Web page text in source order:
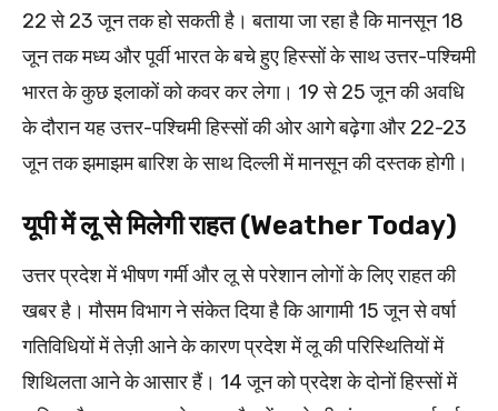
22 से 23 जून तक हो सकती है। बताया जा रहा है कि मानसून 18
जून तक मध्य और पूर्वी भारत के बचे हुए हिस्सों के साथ उत्तर-पश्चिमी
भारत के कुछ इलाकों को कवर कर लेगा। 19 से 25 जून की अवधि
के दौरान यह उत्तर-पश्चिमी हिस्सों की ओर आगे बढ़ेगा और 22-23
जून तक झमाझम बारिश के साथ दिल्ली में मानसून की दस्तक होगी।
यूपी में लू से मिलेगी राहत (Weather Today)
उत्तर प्रदेश में भीषण गर्मी और लू से परेशान लोगों के लिए राहत की
खबर है। मौसम विभाग ने संकेत दिया है कि आगामी 15 जून से वर्षा
गतिविधियों में तेज़ी आने के कारण प्रदेश में लू की परिस्थितियों में
शिथिलता आने के आसार हैं। 14 जून को प्रदेश के दोनों हिस्सों में